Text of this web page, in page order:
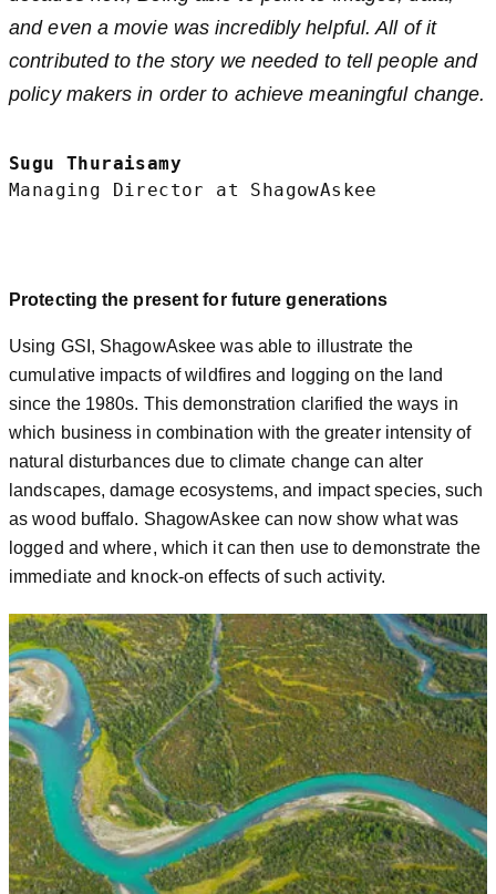
and even a movie was incredibly helpful. All of it
contributed to the story we needed to tell people and
policy makers in order to achieve meaningful change.
Sugu Thuraisamy
Managing Director at ShagowAskee
Protecting the present for future generations
Using GSI, ShagowAskee was able to illustrate the
cumulative impacts of wildfires and logging on the land
since the 1980s. This demonstration clarified the ways in
which business in combination with the greater intensity of
natural disturbances due to climate change can alter
landscapes, damage ecosystems, and impact species, such
as wood buffalo. ShagowAskee can now show what was
logged and where, which it can then use to demonstrate the
immediate and knock-on effects of such activity.